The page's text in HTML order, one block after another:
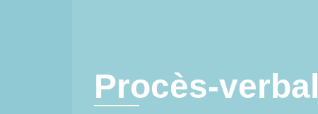
Procès-verbal